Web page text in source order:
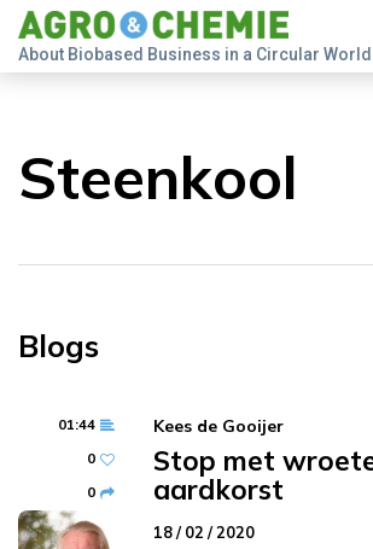
About Biobased Business in a Circular World
Steenkool
Blogs
01:44
0
0
Kees de Gooijer
Stop met
aardkorst
18 / 02 / 2020